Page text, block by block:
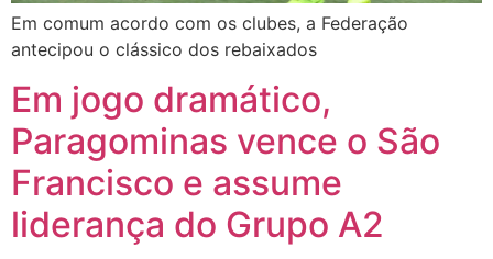
Em comum acordo com os clubes, a Federação
antecipou o clássico dos rebaixados
Em jogo dramático,
Paragominas vence o São
Francisco e assume
liderança do Grupo A2